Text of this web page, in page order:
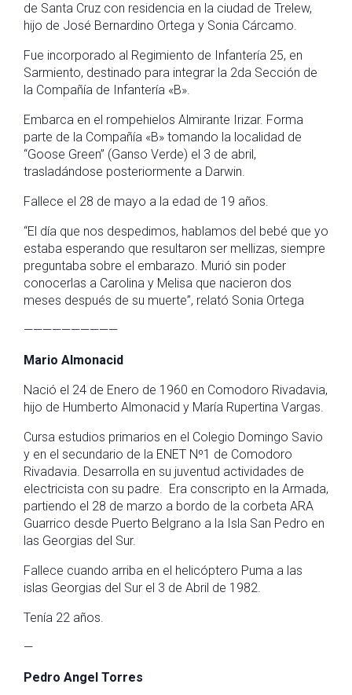
de Santa Cruz con residencia en la ciudad de Trelew,
hijo de José Bernardino Ortega y Sonia Cárcamo.
Fue incorporado al Regimiento de Infantería 25, en
Sarmiento, destinado para integrar la 2da Sección de
la Compañía de Infantería «B».
Embarca en el rompehielos Almirante Irizar. Forma
parte de la Compañía «B» tomando la localidad de
“Goose Green” (Ganso Verde) el 3 de abril,
trasladándose posteriormente a Darwin.
Fallece el 28 de mayo a la edad de 19 años.
“El día que nos despedimos, hablamos del bebé que yo
estaba esperando que resultaron ser mellizas, siempre
preguntaba sobre el embarazo. Murió sin poder
conocerlas a Carolina y Melisa que nacieron dos
meses después de su muerte”, relató Sonia Ortega
——————————
Mario Almonacid
Nació el 24 de Enero de 1960 en Comodoro Rivadavia,
hijo de Humberto Almonacid y María Rupertina Vargas.
Cursa estudios primarios en el Colegio Domingo Savio
y en el secundario de la ENET Nº1 de Comodoro
Rivadavia. Desarrolla en su juventud actividades de
electricista con su padre. Era conscripto en la Armada,
partiendo el 28 de marzo a bordo de la corbeta ARA
Guarrico desde Puerto Belgrano a la Isla San Pedro en
las Georgias del Sur.
Fallece cuando arriba en el helicóptero Puma a las
islas Georgias del Sur el 3 de Abril de 1982.
Tenía 22 años.
—
Pedro Angel Torres